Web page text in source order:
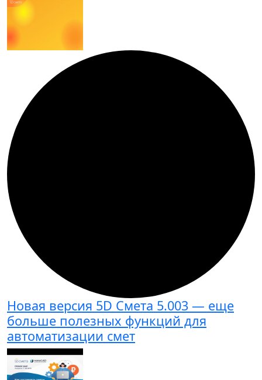
Новая версия 5D Смета 5.003 — еще
больше полезных функций для
автоматизации смет